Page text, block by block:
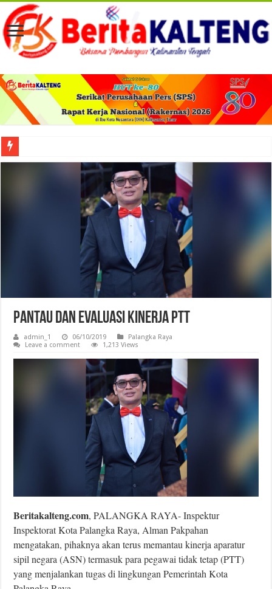
Viral! Selama Dua Bulan Lebih Siltap Serta Tunjangan Pemdes dan BPD di
Pantau dan Evaluasi Kinerja PTT
admin_1 06/10/2019
Palangka Raya
Leave a comment
1,213 Views
Beritakalteng.com, PALANGKA RAYA- Inspektur
Inspektorat Kota Palangka Raya, Alman Pakpahan
mengatakan, pihaknya akan terus memantau kinerja aparatur
sipil negara (ASN) termasuk para pegawai tidak tetap (PTT)
yang menjalankan tugas di lingkungan Pemerintah Kota